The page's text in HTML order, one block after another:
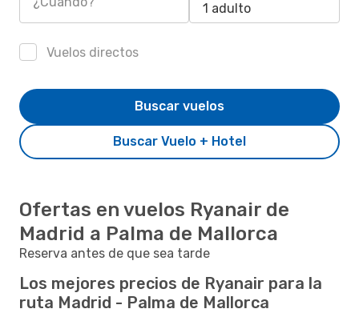
1 adulto
Vuelos directos
Buscar Vuelo + Hotel
Buscar vuelos
Ofertas en vuelos Ryanair de
Madrid a Palma de Mallorca
Reserva antes de que sea tarde
Los mejores precios de Ryanair para la
ruta Madrid - Palma de Mallorca